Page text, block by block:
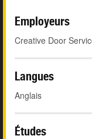
Employeurs
Creative Door
Langues
Anglais
Études